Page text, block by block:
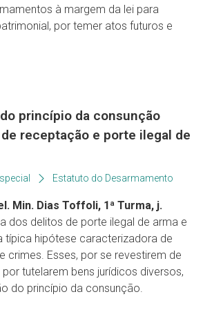
à margem da lei para
por temer atos futuros e
princípio da consunção
receptação e porte ilegal de
Estatuto do Desarmamento
Min. Dias Toffoli, 1ª Turma, j.
dos delitos de porte ilegal de arma e
típica hipótese caracterizadora de
crimes. Esses, por se revestirem de
tutelarem bens jurídicos diversos,
do princípio da consunção.